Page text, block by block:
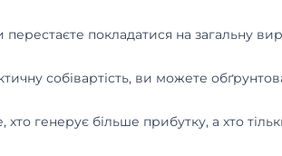
перестаєте покладатися на загальну
собівартість, ви можете
хто генерує більше прибутку, а хто